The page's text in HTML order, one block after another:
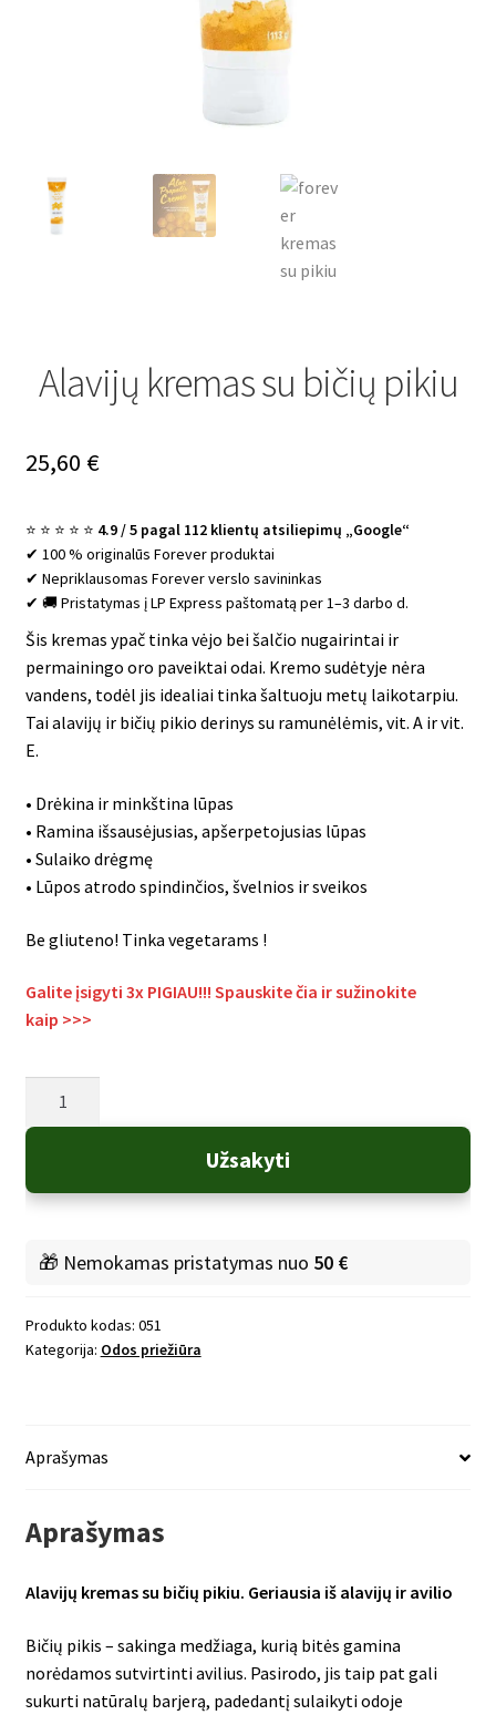
Alavijų kremas su bičių pikiu
25,60 €
⭐ ⭐ ⭐ ⭐ ⭐ 4.9 / 5 pagal 112 klientų atsiliepimų „Google“
✔ 100 % originalūs Forever produktai
✔ Nepriklausomas Forever verslo savininkas
✔ 🚚 Pristatymas į LP Express paštomatą per 1–3 darbo d.
Šis kremas ypač tinka vėjo bei šalčio nugairintai ir
permainingo oro paveiktai odai. Kremo sudėtyje nėra
vandens, todėl jis idealiai tinka šaltuoju metų laikotarpiu.
Tai alavijų ir bičių pikio derinys su ramunėlėmis, vit. A ir vit.
E.
• Drėkina ir minkština lūpas
• Ramina išsausėjusias, apšerpetojusias lūpas
• Sulaiko drėgmę
• Lūpos atrodo spindinčios, švelnios ir sveikos
Be gliuteno! Tinka vegetarams !
Galite įsigyti 3x PIGIAU!!! Spauskite čia ir sužinokite
kaip >>>
su
pikiu
Užsakyti
🎁 Nemokamas pristatymas nuo 50 €
Produkto kodas: 051
Kategorija: Odos priežiūra
Aprašymas
Aprašymas
Alavijų kremas su bičių pikiu. Geriausia iš alavijų ir avilio
Bičių pikis – sakinga medžiaga, kurią bitės gamina
norėdamos sutvirtinti avilius. Pasirodo, jis taip pat gali
sukurti natūralų barjerą, padedantį sulaikyti odoje